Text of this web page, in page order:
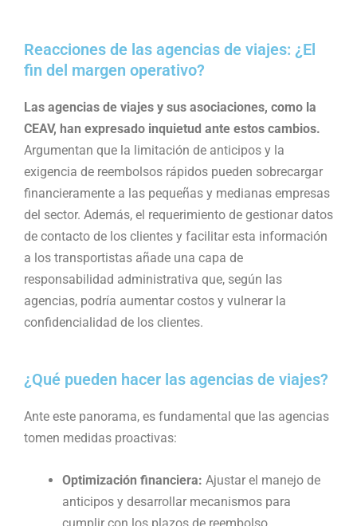
Reacciones de las agencias de viajes: ¿El
fin del margen operativo?
Las agencias de viajes y sus asociaciones, como la
CEAV, han expresado inquietud ante estos cambios.
Argumentan que la limitación de anticipos y la
exigencia de reembolsos rápidos pueden sobrecargar
financieramente a las pequeñas y medianas empresas
del sector. Además, el requerimiento de gestionar datos
de contacto de los clientes y facilitar esta información
a los transportistas añade una capa de
responsabilidad administrativa que, según las
agencias, podría aumentar costos y vulnerar la
confidencialidad de los clientes​.
¿Qué pueden hacer las agencias de viajes?
Ante este panorama, es fundamental que las agencias
tomen medidas proactivas:
Optimización financiera: Ajustar el manejo de
anticipos y desarrollar mecanismos para